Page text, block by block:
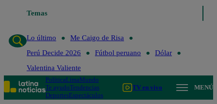
Temas
Lo último
Me Caigo de Risa
Perú Decide 2026
Fútbol peruano
Dólar
Valentina Valiente
PolíticaLimaMundo
Te ayudoTendencias
DeportesEspectáculos
TV en vivo MENÚ